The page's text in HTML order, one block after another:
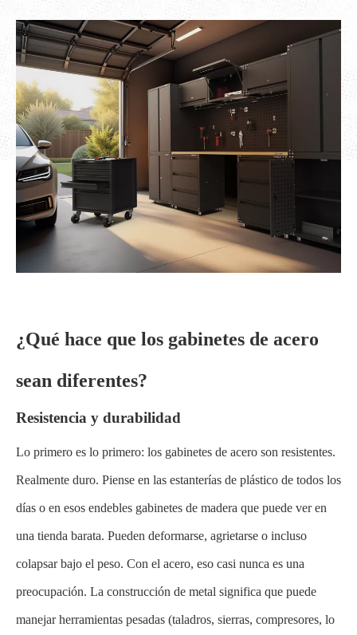
¿Qué hace que los gabinetes de acero
sean diferentes?
Resistencia y durabilidad
Lo primero es lo primero: los gabinetes de acero son resistentes.
Realmente duro. Piense en las estanterías de plástico de todos los
días o en esos endebles gabinetes de madera que puede ver en
una tienda barata. Pueden deformarse, agrietarse o incluso
colapsar bajo el peso. Con el acero, eso casi nunca es una
preocupación. La construcción de metal significa que puede
manejar herramientas pesadas (taladros, sierras, compresores, lo